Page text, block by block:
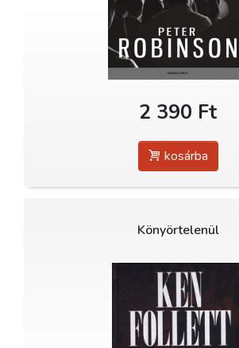
2 390 Ft
kosárba
Könyörtelenül